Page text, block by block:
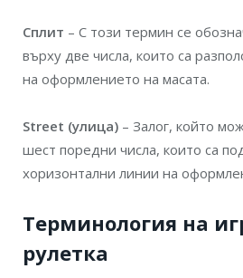
Сплит – С този термин се
върху две числа, които са
на оформлението на масата.
Street (улица) – Залог, който
шест поредни числа, които са
хоризонтални линии на
Терминология на
рулетка